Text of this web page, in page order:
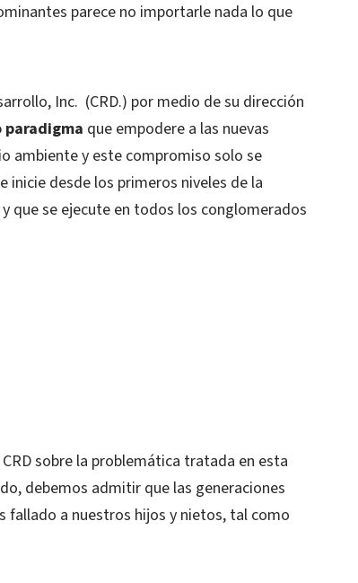
parece no importarle nada lo que
Inc. (CRD.) por medio de su dirección
paradigma que empodere a las nuevas
ambiente y este compromiso solo se
inicie desde los primeros niveles de la
que se ejecute en todos los conglomerados
sobre la problemática tratada en esta
debemos admitir que las generaciones
fallado a nuestros hijos y nietos, tal como